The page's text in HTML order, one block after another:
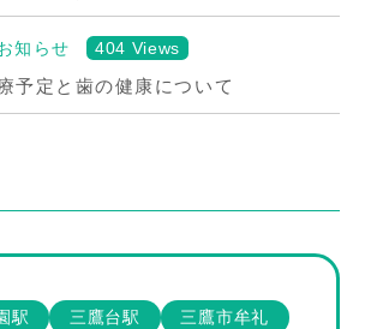
知らせ 404 Views
予定と歯の健康について
駅 三鷹台駅 三鷹市牟礼